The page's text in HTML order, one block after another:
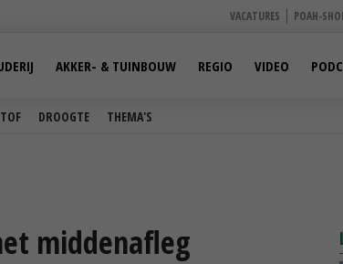
VACATURES POAH-
DROOGTE THEMA'S
AKKER- & TUINBOUW REGIO VIDEO
middenafleg